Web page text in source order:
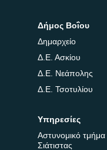
Δήμος Βοΐου
Δημαρχείο
Δ.Ε. Ασκίου
Δ.Ε. Νεάπολης
Δ.Ε. Τσοτυλίου
Υπηρεσίες
Αστυνομικό τμήμα
Σιάτιστας